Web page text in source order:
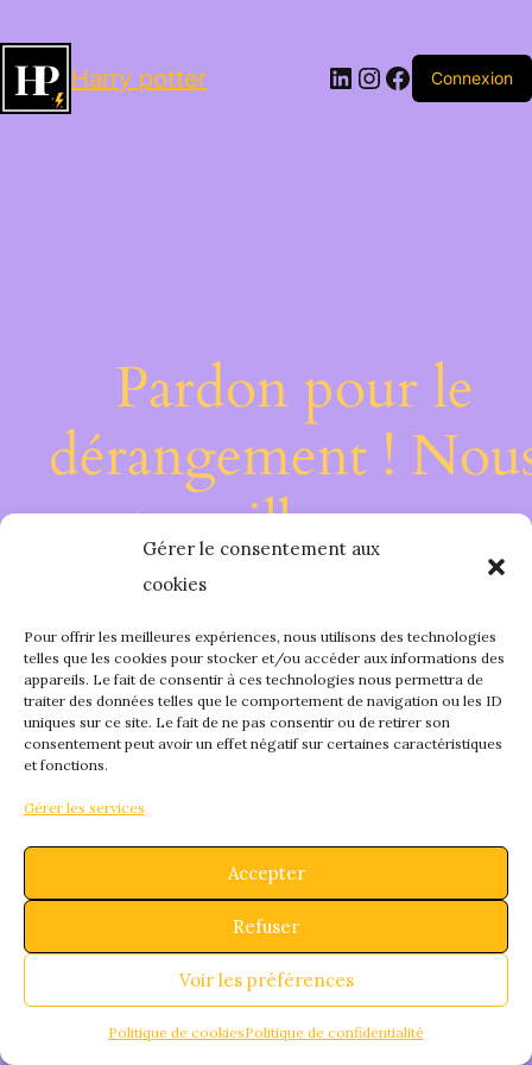
Gérer le consentement aux
cookies
Pour offrir les meilleures expériences, nous utilisons des technologies
telles que les cookies pour stocker et/ou accéder aux informations des
appareils. Le fait de consentir à ces technologies nous permettra de
traiter des données telles que le comportement de navigation ou les ID
uniques sur ce site. Le fait de ne pas consentir ou de retirer son
consentement peut avoir un effet négatif sur certaines caractéristiques
et fonctions.
Gérer les services
Accepter
Refuser
Voir les préférences
Politique de cookiesPolitique de confidentialité
Harry potter LinkedIn
Instagram
Facebook
Connexion
Pardon pour le
dérangement !
travaillons sur
quelque chose de
fantastique –
bientôt !